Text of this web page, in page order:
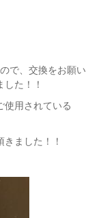
で、交換をお願い
た！！
使用されている
ました！！